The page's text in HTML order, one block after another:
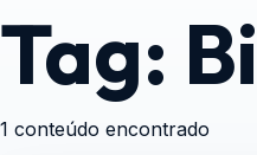
Tag:
1 conteúdo encontrado